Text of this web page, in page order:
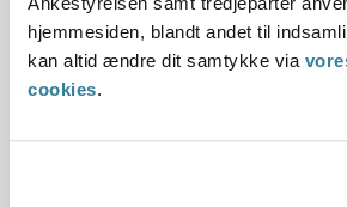
hjemmesiden, blandt andet til
kan altid ændre dit samtykke via
cookies.
Lovgivning:
Afgørelse: